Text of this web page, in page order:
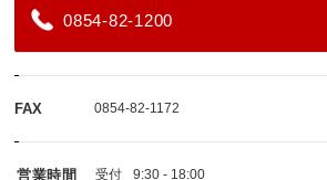
0854-82-1200
FAX 0854-82-1172
営業時間 受付 9:30 - 18:00